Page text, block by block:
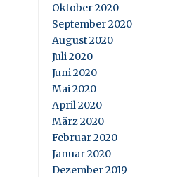
Oktober 2020
September 2020
August 2020
Juli 2020
Juni 2020
Mai 2020
April 2020
März 2020
Februar 2020
Januar 2020
Dezember 2019